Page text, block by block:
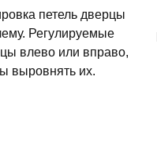
петель дверцы
Регулируемые
влево или вправо,
выровнять их.